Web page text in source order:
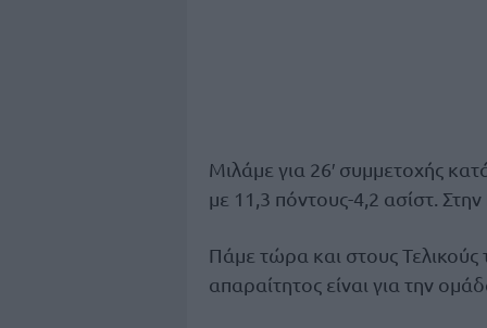
Μιλάμε για 26′ συμμετοχής
με 11,3 πόντους-4,2 ασίστ.
Πάμε τώρα και στους
απαραίτητος είναι για την